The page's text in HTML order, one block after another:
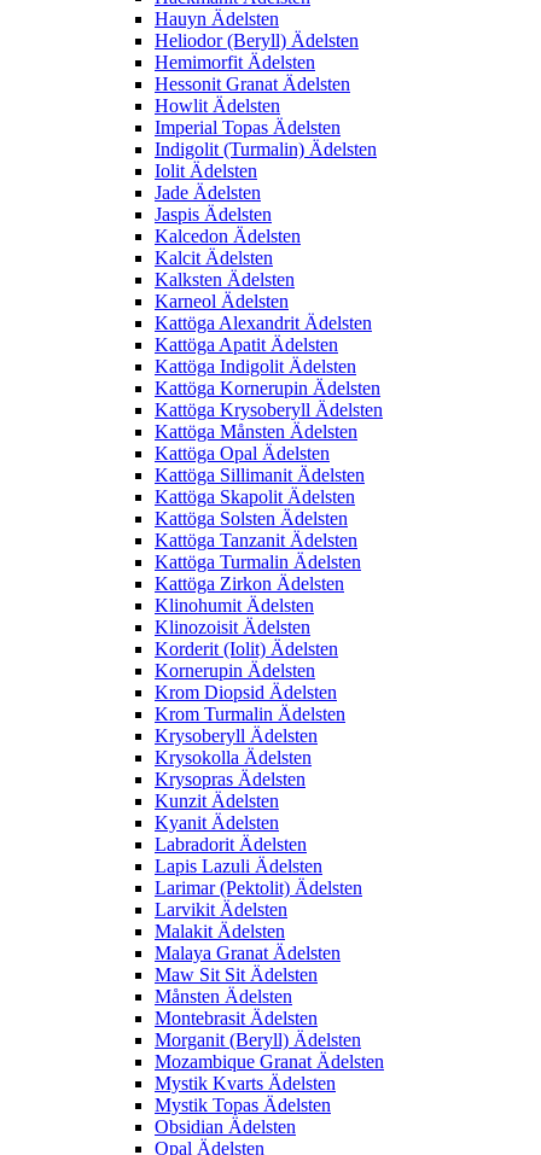
Hauyn Ädelsten
Heliodor (Beryll) Ädelsten
Hemimorfit Ädelsten
Hessonit Granat Ädelsten
Howlit Ädelsten
Imperial Topas Ädelsten
Indigolit (Turmalin) Ädelsten
Iolit Ädelsten
Jade Ädelsten
Jaspis Ädelsten
Kalcedon Ädelsten
Kalcit Ädelsten
Kalksten Ädelsten
Karneol Ädelsten
Kattöga Alexandrit Ädelsten
Kattöga Apatit Ädelsten
Kattöga Indigolit Ädelsten
Kattöga Kornerupin Ädelsten
Kattöga Krysoberyll Ädelsten
Kattöga Månsten Ädelsten
Kattöga Opal Ädelsten
Kattöga Sillimanit Ädelsten
Kattöga Skapolit Ädelsten
Kattöga Solsten Ädelsten
Kattöga Tanzanit Ädelsten
Kattöga Turmalin Ädelsten
Kattöga Zirkon Ädelsten
Klinohumit Ädelsten
Klinozoisit Ädelsten
Korderit (Iolit) Ädelsten
Kornerupin Ädelsten
Krom Diopsid Ädelsten
Krom Turmalin Ädelsten
Krysoberyll Ädelsten
Krysokolla Ädelsten
Krysopras Ädelsten
Kunzit Ädelsten
Kyanit Ädelsten
Labradorit Ädelsten
Lapis Lazuli Ädelsten
Larimar (Pektolit) Ädelsten
Larvikit Ädelsten
Malakit Ädelsten
Malaya Granat Ädelsten
Maw Sit Sit Ädelsten
Månsten Ädelsten
Montebrasit Ädelsten
Morganit (Beryll) Ädelsten
Mozambique Granat Ädelsten
Mystik Kvarts Ädelsten
Mystik Topas Ädelsten
Obsidian Ädelsten
Opal Ädelsten